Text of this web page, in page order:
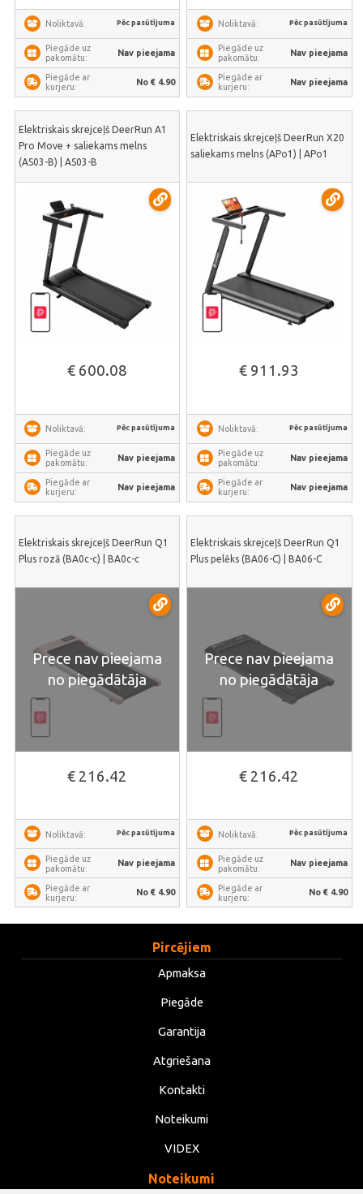
Noliktavā: Pēc pasūtījuma
Piegāde uz
pakomātu:
Nav pieejama
Piegāde ar
kurjeru:
No € 4.90
Noliktavā: Pēc pasūtījuma
Piegāde uz
pakomātu:
Nav pieejama
Piegāde ar
kurjeru:
Nav pieejama
Elektriskais skrejceļš DeerRun A1
Pro Move + saliekams melns
(AS03-B) | AS03-B
€ 600.08
Noliktavā: Pēc pasūtījuma
Piegāde uz
pakomātu:
Nav pieejama
Piegāde ar
kurjeru:
Nav pieejama
Elektriskais skrejceļš DeerRun X20
saliekams melns (APo1) | APo1
€ 911.93
Noliktavā: Pēc pasūtījuma
Piegāde uz
pakomātu:
Nav pieejama
Piegāde ar
kurjeru:
Nav pieejama
Elektriskais skrejceļš DeerRun Q1
Plus rozā (BA0c-c) | BA0c-c
Prece nav pieejama
no piegādātāja
€ 216.42
Noliktavā: Pēc pasūtījuma
Piegāde uz
pakomātu:
Nav pieejama
Piegāde ar
kurjeru:
No € 4.90
Elektriskais skrejceļš DeerRun Q1
Plus pelēks (BA06-C) | BA06-C
Prece nav pieejama
no piegādātāja
€ 216.42
Noliktavā: Pēc pasūtījuma
Piegāde uz
pakomātu:
Nav pieejama
Piegāde ar
kurjeru:
No € 4.90
Pircējiem
Apmaksa
Piegāde
Garantija
Atgriešana
Kontakti
Noteikumi
VIDEX
Noteikumi